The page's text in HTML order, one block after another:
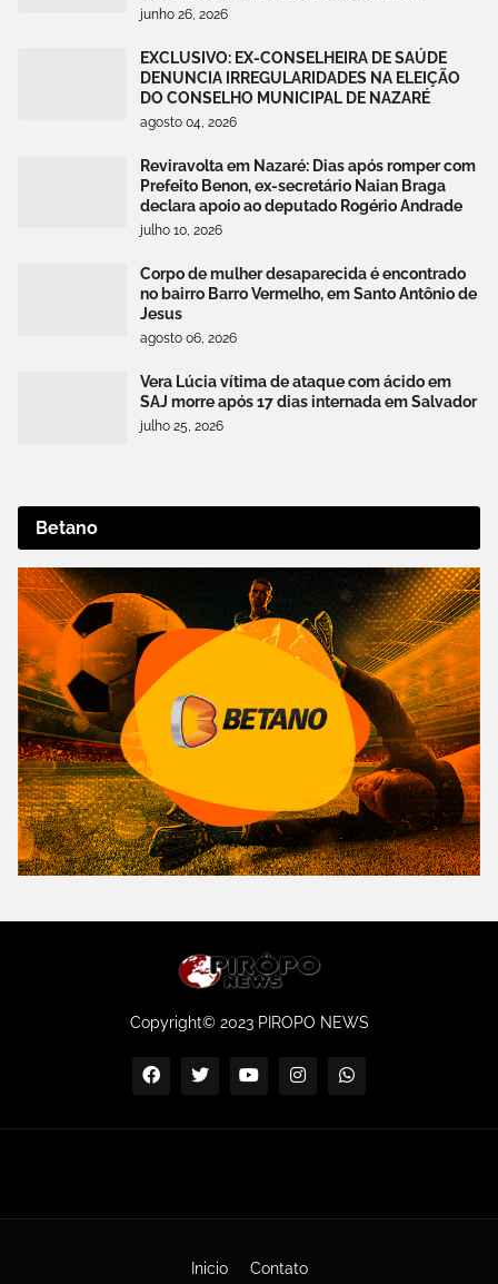
junho 26, 2026
EXCLUSIVO: EX-CONSELHEIRA DE SAÚDE
DENUNCIA IRREGULARIDADES NA ELEIÇÃO
DO CONSELHO MUNICIPAL DE NAZARÉ
agosto 04, 2026
Reviravolta em Nazaré: Dias após romper com
Prefeito Benon, ex-secretário Naian Braga
declara apoio ao deputado Rogério Andrade
julho 10, 2026
Corpo de mulher desaparecida é encontrado
no bairro Barro Vermelho, em Santo Antônio de
Jesus
agosto 06, 2026
Vera Lúcia vítima de ataque com ácido em
SAJ morre após 17 dias internada em Salvador
julho 25, 2026
Betano
Copyright© 2023 PIROPO NEWS
Inicio Contato